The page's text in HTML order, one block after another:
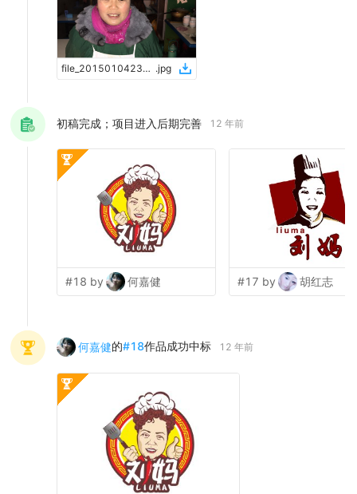
file_20150104230603 .jpg
初稿完成；项目进入后期完善 12 年前
#18 by 何嘉健 #17 by 胡红志
何嘉健的#18作品成功中标 12 年前